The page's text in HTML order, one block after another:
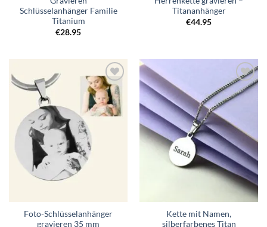
Schlüsselanhänger Familie
Titanium
€28.95
Titananhänger
€44.95
Zur
Wunschliste
hinzufügen
Foto-Schlüsselanhänger
gravieren 35 mm
Zur
Wunschliste
hinzufügen
Kette mit Namen,
silberfarbenes Titan